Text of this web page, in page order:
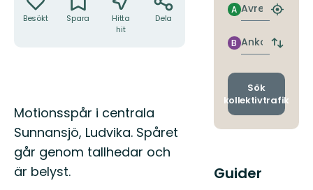
Besökt Spara
Hitta
hit
Dela
Beskrivning
Motionsspår i centrala
Sunnansjö, Ludvika. Spåret
går genom tallhedar och
är belyst.
Avresa
A
Hitta
Ankomst
B
Byt
och
Sök
kollektivtrafik
Guider